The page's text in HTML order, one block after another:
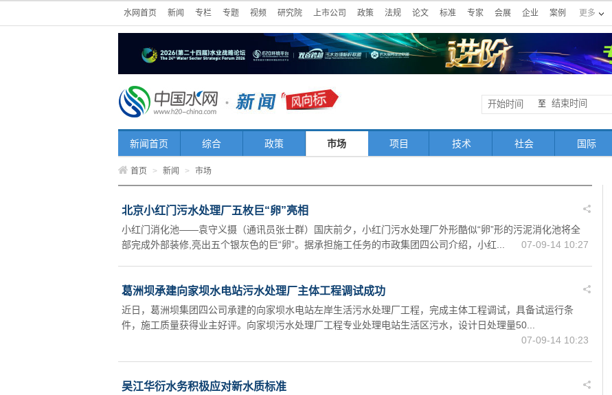
水网首页 新闻 专栏 专题 视频 研究院 上市公司 政策 法规 论文 标准 专家 会展 企业 案例 更多
至
新闻首页 综合 政策 市场 项目 技术 社会 国际
首页 > 新闻 > 市场
北京小红门污水处理厂五枚巨“卵”亮相
小红门消化池——袁守义摄（通讯员张士群）国庆前夕，小红门污水处理厂外形酷似“卵”形的污泥消化池将全
部完成外部装修,亮出五个银灰色的巨“卵”。据承担施工任务的市政集团四公司介绍，小红...
07-09-14 10:27
葛洲坝承建向家坝水电站污水处理厂主体工程调试成功
近日，葛洲坝集团四公司承建的向家坝水电站左岸生活污水处理厂工程，完成主体工程调试，具备试运行条
件，施工质量获得业主好评。向家坝污水处理厂工程专业处理电站生活区污水，设计日处理量50...
07-09-14 10:23
吴江华衍水务积极应对新水质标准